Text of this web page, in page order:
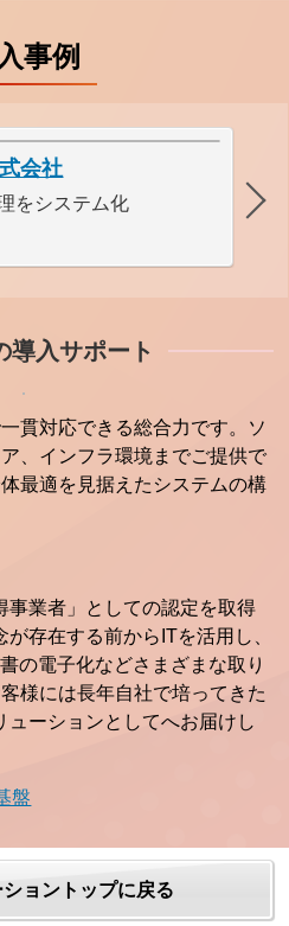
事例
会社
をシステム化 見
導入サポート
貫対応できる総合力です。ソ
、インフラ環境までご提供で
最適を見据えたシステムの構
事業者」としての認定を取得
存在する前からITを活用し、
の電子化などさまざまな取り
様には長年自社で培ってきた
ューションとしてへお届けし
盤
ョントップに戻る